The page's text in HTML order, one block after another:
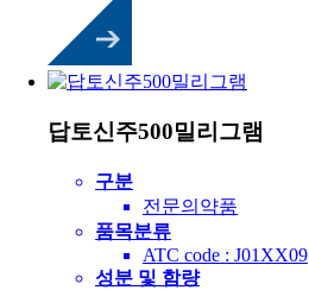
답토신주500밀리그램
구분
전문의약품
품목분류
ATC code : J01XX09
성분 및 함량